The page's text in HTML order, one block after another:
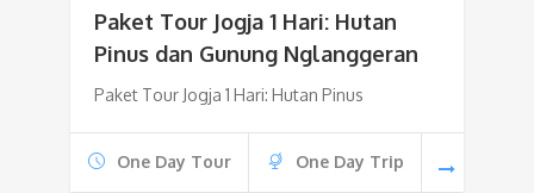
Paket Tour Jogja 1 Hari: Hutan
Pinus dan Gunung Nglanggeran
Paket Tour Jogja 1 Hari: Hutan Pinus
One Day Tour One Day Trip